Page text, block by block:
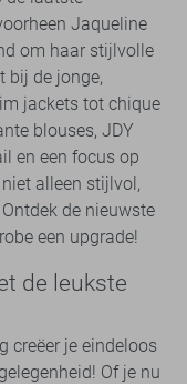
Jaqueline
om haar stijlvolle
bij de jonge,
jackets tot chique
blouses, JDY
en een focus op
alleen stijlvol,
de nieuwste
een upgrade!
de leukste
creëer je eindeloos
Of je nu